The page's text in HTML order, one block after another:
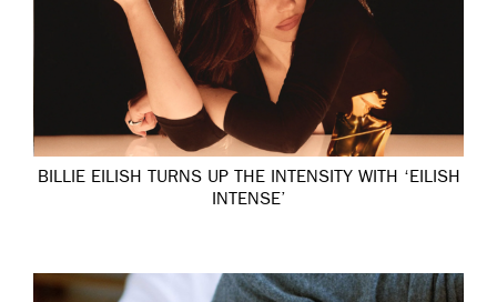
BILLIE EILISH TURNS UP THE INTENSITY WITH ‘EILISH
INTENSE’